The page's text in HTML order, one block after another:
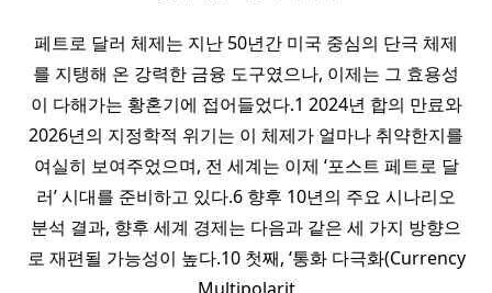
페트로 달러 체제는 지난 50년간 미국 중심의 단극 체제
를 지탱해 온 강력한 금융 도구였으나, 이제는 그 효용성
이 다해가는 황혼기에 접어들었다.1 2024년 합의 만료와
2026년의 지정학적 위기는 이 체제가 얼마나 취약한지를
여실히 보여주었으며, 전 세계는 이제 ‘포스트 페트로 달
러’ 시대를 준비하고 있다.6 향후 10년의 주요 시나리오
분석 결과, 향후 세계 경제는 다음과 같은 세 가지 방향으
로 재편될 가능성이 높다.10 첫째, ‘통화 다극화(Currency